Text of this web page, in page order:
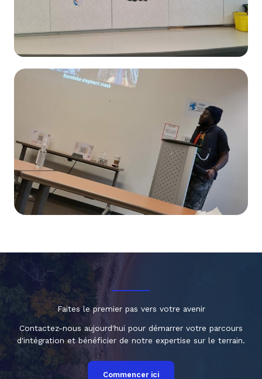
Faites le premier pas vers votre avenir
Contactez-nous aujourd'hui pour démarrer votre parcours
d'intégration et bénéficier de notre expertise sur le terrain.
Commencer ici